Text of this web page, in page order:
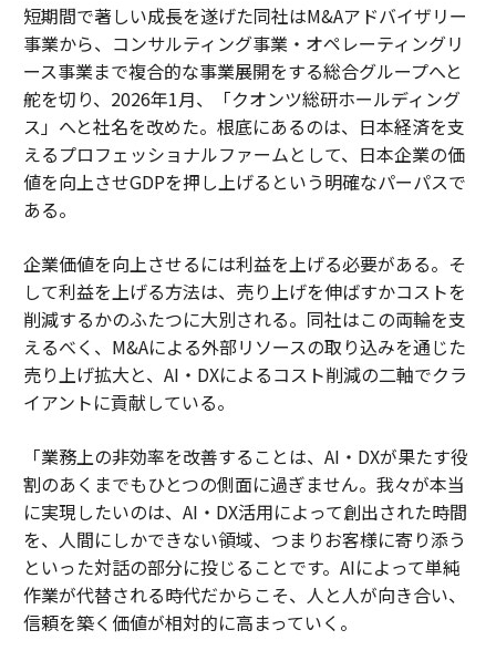
短期間で著しい成長を遂げた同社はM&Aアドバイザリー
事業から、コンサルティング事業・オペレーティングリ
ース事業まで複合的な事業展開をする総合グループへと
舵を切り、2026年1月、「クオンツ総研ホールディング
ス」へと社名を改めた。根底にあるのは、日本経済を支
えるプロフェッショナルファームとして、日本企業の価
値を向上させGDPを押し上げるという明確なパーパスで
ある。
企業価値を向上させるには利益を上げる必要がある。そ
して利益を上げる方法は、売り上げを伸ばすかコストを
削減するかのふたつに大別される。同社はこの両輪を支
えるべく、M&Aによる外部リソースの取り込みを通じた
売り上げ拡大と、AI・DXによるコスト削減の二軸でクラ
イアントに貢献している。
「業務上の非効率を改善することは、AI・DXが果たす役
割のあくまでもひとつの側面に過ぎません。我々が本当
に実現したいのは、AI・DX活用によって創出された時間
を、人間にしかできない領域、つまりお客様に寄り添う
といった対話の部分に投じることです。AIによって単純
作業が代替される時代だからこそ、人と人が向き合い、
信頼を築く価値が相対的に高まっていく。